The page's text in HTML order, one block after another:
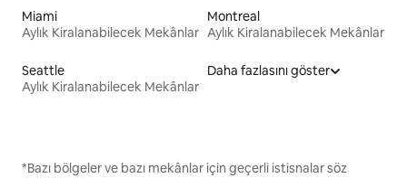
Miami
Aylık Kiralanabilecek Mekânlar
Montreal
Aylık Kiralanabilecek Mekânlar
Seattle
Aylık Kiralanabilecek Mekânlar
Daha fazlasını göster
*Bazı bölgeler ve bazı mekânlar için geçerli istisnalar söz